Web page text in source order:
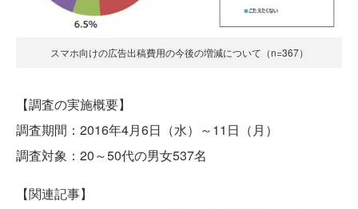
スマホ向けの広告出稿費用の今後の増減について（n=367）
【調査の実施概要】
調査期間：2016年4月6日（水）～11日（月）
調査対象：20～50代の男女537名
【関連記事】